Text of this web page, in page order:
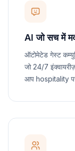
AI जो सच में
ऑटोमेटेड गेस्ट
जो 24/7
आप hospitality